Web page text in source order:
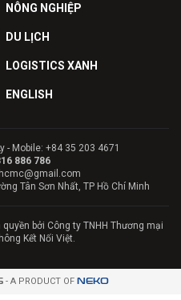
NÔNG NGHIỆP
DU LỊCH
LOGISTICS XANH
ENGLISH
- Mobile: +84 35 203 4671
886 786
Tân Sơn Nhất, TP Hồ Chí Minh
bởi Công ty TNHH Thương mại
Kết Nối Việt.
- A PRODUCT OF NEKO